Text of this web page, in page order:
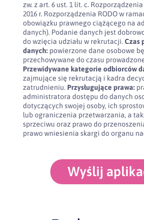
zw. z art. 6 ust. 1 lit. c.
2016 r. Rozporządzenia RODO w
obowiązku prawnego ciążącego na
danych). Podanie danych jest
do wzięcia udziału w rekrutacji. Czas
danych:powierzone dane osobowe
przechowywane do czasu
Przewidywane kategorie odbiorców
zajmujące się rekrutacją i kadra
zatrudnieniu. Przysługujące prawa:
administratora dostępu do danych
dotyczących swojej osoby, ich
lub ograniczenia przetwarzania, a
sprzeciwu oraz prawo do
prawo wniesienia skargi do organu
Wyślij